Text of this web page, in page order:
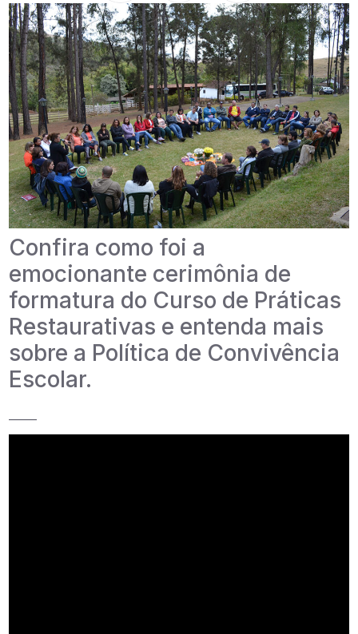
Confira como foi a
emocionante cerimônia de
formatura do Curso de Práticas
Restaurativas e entenda mais
sobre a Política de Convivência
Escolar.